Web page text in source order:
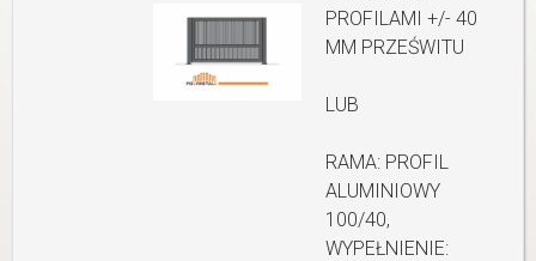
PROFILAMI +/- 40
MM PRZEŚWITU
LUB
RAMA: PROFIL
ALUMINIOWY
100/40,
WYPEŁNIENIE: